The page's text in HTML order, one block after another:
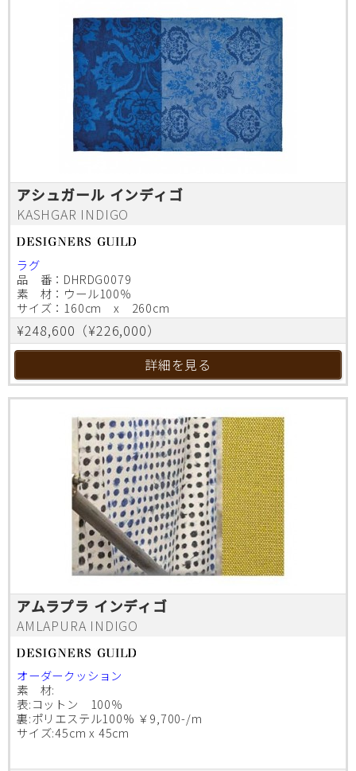
アシュガール インディゴ
KASHGAR INDIGO
ラグ
品 番：DHRDG0079
素 材：ウール100％
サイズ：160cm x 260cm
¥248,600（¥226,000）
詳細を見る
アムラプラ インディゴ
AMLAPURA INDIGO
オーダークッション
素 材:
表:コットン 100％
裏:ポリエステル100% ￥9,700-/m
サイズ:45cm x 45cm